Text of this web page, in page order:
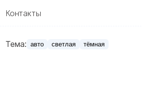
Контакты
Тема: авто светлая тёмная